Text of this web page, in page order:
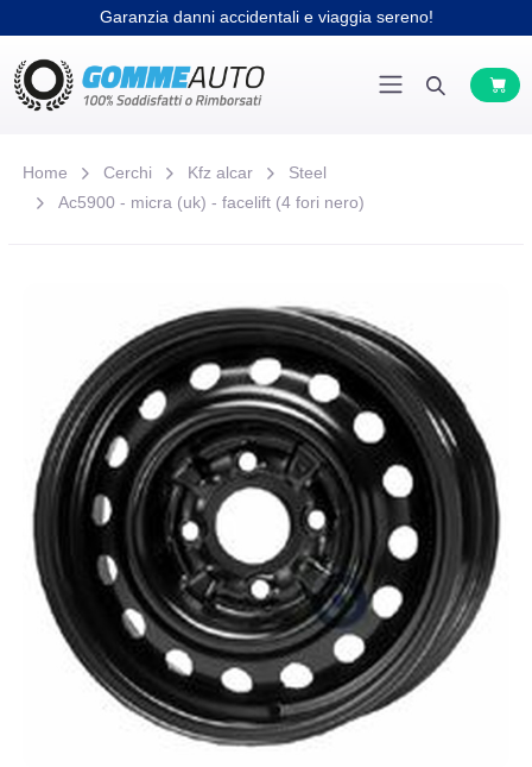
Garanzia danni accidentali e viaggia sereno!
Home Cerchi Kfz alcar
Steel
Ac5900 - micra (uk) - facelift (4 fori nero)